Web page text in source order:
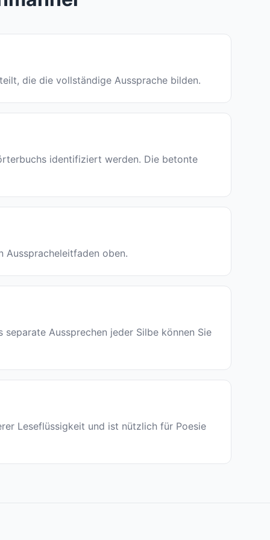
die die vollständige Aussprache bilden.
identifiziert werden. Die betonte
Ausspracheleitfaden oben.
separate Aussprechen jeder Silbe können Sie
Leseflüssigkeit und ist nützlich für Poesie